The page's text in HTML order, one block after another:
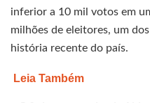
inferior a 10 mil votos em
milhões de eleitores, um
história recente do país.
Leia Também